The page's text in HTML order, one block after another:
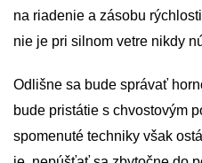
na riadenie a zásobu
nie je pri silnom vetre nikdy
Odlišne sa bude správať
bude pristátie s chvostovým
spomenuté techniky však